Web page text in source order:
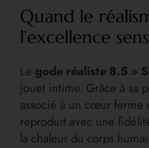
Quand le
l’excellence
Le gode réaliste 8.5 »
jouet intime. Grâce à sa
associé à un cœur ferme
reproduit avec une
la chaleur du corps